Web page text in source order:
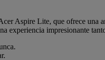
Aspire Lite, que ofrece una
experiencia impresionante